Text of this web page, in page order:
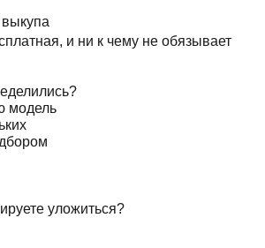
и ни к чему не обязывает
модель
уложиться?